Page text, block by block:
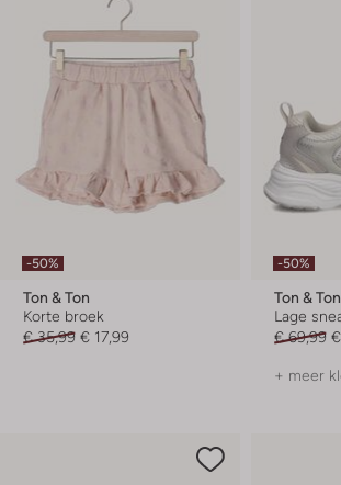
-50%
Ton & Ton
Korte broek
€ 35,99 € 17,99
-50%
Ton & Ton
Lage
€ 69,99
+ meer